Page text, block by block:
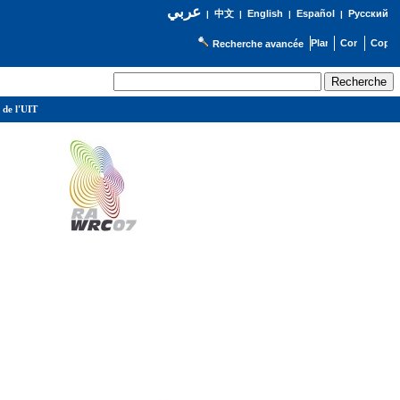
عربي| 中文| English | Español | Русский
Recherche avancée
de l'UIT